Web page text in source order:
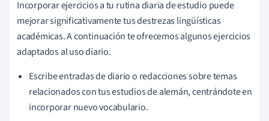
Incorporar ejercicios a tu rutina diaria de estudio puede
mejorar significativamente tus destrezas lingüísticas
académicas. A continuación te ofrecemos algunos ejercicios
adaptados al uso diario.
Escribe entradas de diario o redacciones sobre temas
relacionados con tus estudios de alemán, centrándote en
incorporar nuevo vocabulario.